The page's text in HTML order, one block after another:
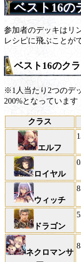
ベスト16の
参加者のデッキはリ
レシピに飛ぶことが
ベスト16のク
※1人当たり2つのデ
200%となっています
クラス
エルフ
ロイヤル
ウィッチ
ドラゴン
ネクロマンサ